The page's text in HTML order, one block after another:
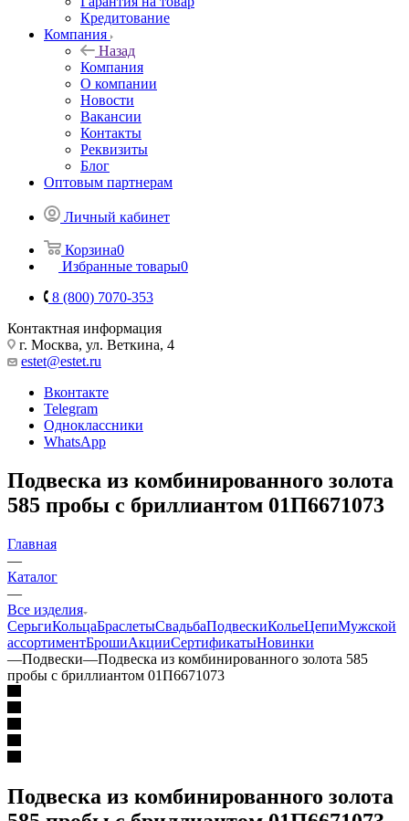
Кредитование
Компания
Назад
Компания
О компании
Новости
Вакансии
Контакты
Реквизиты
Блог
Оптовым партнерам
Личный кабинет
Корзина0
Избранные товары0
8 (800) 7070-353
Контактная информация
г. Москва, ул. Веткина, 4
estet@estet.ru
Вконтакте
Telegram
Одноклассники
WhatsApp
Подвеска из комбинированного золота
585 пробы с бриллиантом 01П6671073
Главная
—
Каталог
—
Все изделия
СерьгиКольцаБраслетыСвадьбаПодвескиКольеЦепиМужской
ассортиментБрошиАкцииСертификатыНовинки
—Подвески—Подвеска из комбинированного золота 585
пробы с бриллиантом 01П6671073
Подвеска из комбинированного золота